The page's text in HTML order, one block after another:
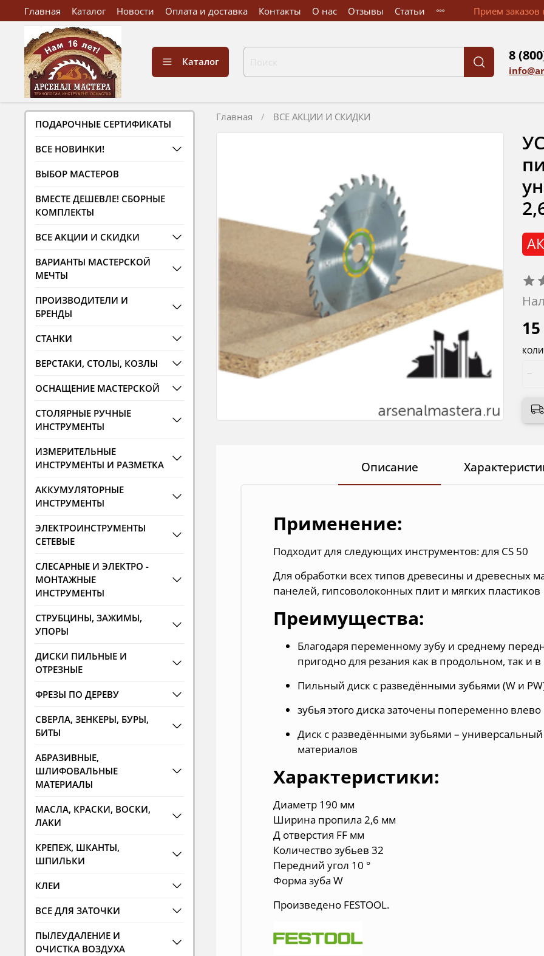
Главная Каталог Новости Оплата и доставка Контакты О нас Отзывы Статьи Прием заказов
Каталог 8
Главная ВСЕ АКЦИИ И СКИДКИ
Описание
Применение:
Подходит для следующих инструментов: для CS 50
Для обработки всех типов древесины и древесных
панелей, гипсоволоконных плит и мягких пластиков
Преимущества:
Благодаря переменному зубу и среднему
пригодно для резания как в продольном, так и
Пильный диск с разведёнными зубьями (W и
зубья этого диска заточены попеременно
Диск с разведёнными зубьями –
материалов
Характеристики:
Диаметр 190 мм
Ширина пропила 2,6 мм
Д отверстия FF мм
Количество зубьев 32
Передний угол 10 °
Форма зуба W
Произведено FESTOOL.
ПОДАРОЧНЫЕ СЕРТИФИКАТЫ
ВСЕ НОВИНКИ!
ВЫБОР МАСТЕРОВ
ВМЕСТЕ ДЕШЕВЛЕ! СБОРНЫЕ
КОМПЛЕКТЫ
ВСЕ АКЦИИ И СКИДКИ
ВАРИАНТЫ МАСТЕРСКОЙ
МЕЧТЫ
ПРОИЗВОДИТЕЛИ И
БРЕНДЫ
СТАНКИ
ВЕРСТАКИ, СТОЛЫ, КОЗЛЫ
ОСНАЩЕНИЕ МАСТЕРСКОЙ
СТОЛЯРНЫЕ РУЧНЫЕ
ИНСТРУМЕНТЫ
ИЗМЕРИТЕЛЬНЫЕ
ИНСТРУМЕНТЫ И РАЗМЕТКА
АККУМУЛЯТОРНЫЕ
ИНСТРУМЕНТЫ
ЭЛЕКТРОИНСТРУМЕНТЫ
СЕТЕВЫЕ
СЛЕСАРНЫЕ И ЭЛЕКТРО -
МОНТАЖНЫЕ
ИНСТРУМЕНТЫ
СТРУБЦИНЫ, ЗАЖИМЫ,
УПОРЫ
ДИСКИ ПИЛЬНЫЕ И
ОТРЕЗНЫЕ
ФРЕЗЫ ПО ДЕРЕВУ
СВЕРЛА, ЗЕНКЕРЫ, БУРЫ,
БИТЫ
АБРАЗИВНЫЕ,
ШЛИФОВАЛЬНЫЕ
МАТЕРИАЛЫ
МАСЛА, КРАСКИ, ВОСКИ,
ЛАКИ
КРЕПЕЖ, ШКАНТЫ,
ШПИЛЬКИ
КЛЕИ
ВСЕ ДЛЯ ЗАТОЧКИ
ПЫЛЕУДАЛЕНИЕ И
ОЧИСТКА ВОЗДУХА